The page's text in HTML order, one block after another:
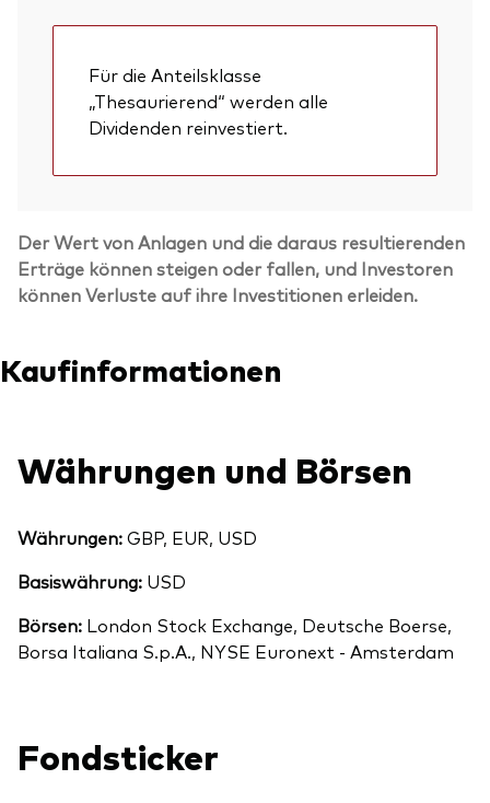
Für die Anteilsklasse
„Thesaurierend“ werden alle
Dividenden reinvestiert.
Der Wert von Anlagen und die daraus resultierenden
Erträge können steigen oder fallen, und Investoren
können Verluste auf ihre Investitionen erleiden.
Kaufinformationen
Währungen und Börsen
Währungen:GBP, EUR, USD
Basiswährung: USD
Börsen: London Stock Exchange, Deutsche Boerse,
Borsa Italiana S.p.A., NYSE Euronext - Amsterdam
Fondsticker